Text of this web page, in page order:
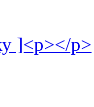
]<p></p>